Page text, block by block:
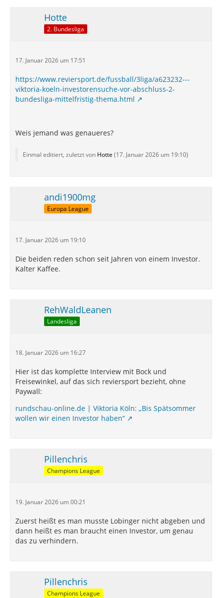
Hotte
2. Bundesliga
17. Januar 2026 um 17:51
https://www.reviersport.de/fussball/3liga/a623232---
viktoria-koeln-investorensuche-vor-abschluss-2-
bundesliga-mittelfristig-thema.html
Weis jemand was genaueres?
Einmal editiert, zuletzt von Hotte (17. Januar 2026 um 19:10)
andi1900mg
Europa League
17. Januar 2026 um 19:10
Die beiden reden schon seit Jahren von einem Investor.
Kalter Kaffee.
RehWaldLeanen
Landesliga
18. Januar 2026 um 16:27
Hier ist das komplette Interview mit Bock und
Freisewinkel, auf das sich reviersport bezieht, ohne
Paywall:
rundschau-online.de | Viktoria Köln: „Bis Spätsommer
wollen wir einen Investor haben“
Pillenchris
Champions League
19. Januar 2026 um 00:21
Zuerst heißt es man musste Lobinger nicht abgeben und
dann heißt es man braucht einen Investor, um genau
das zu verhindern.
Pillenchris
Champions League